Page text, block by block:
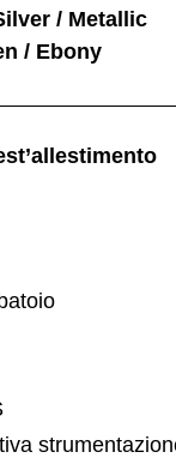
/ Metallic
/ Ebony